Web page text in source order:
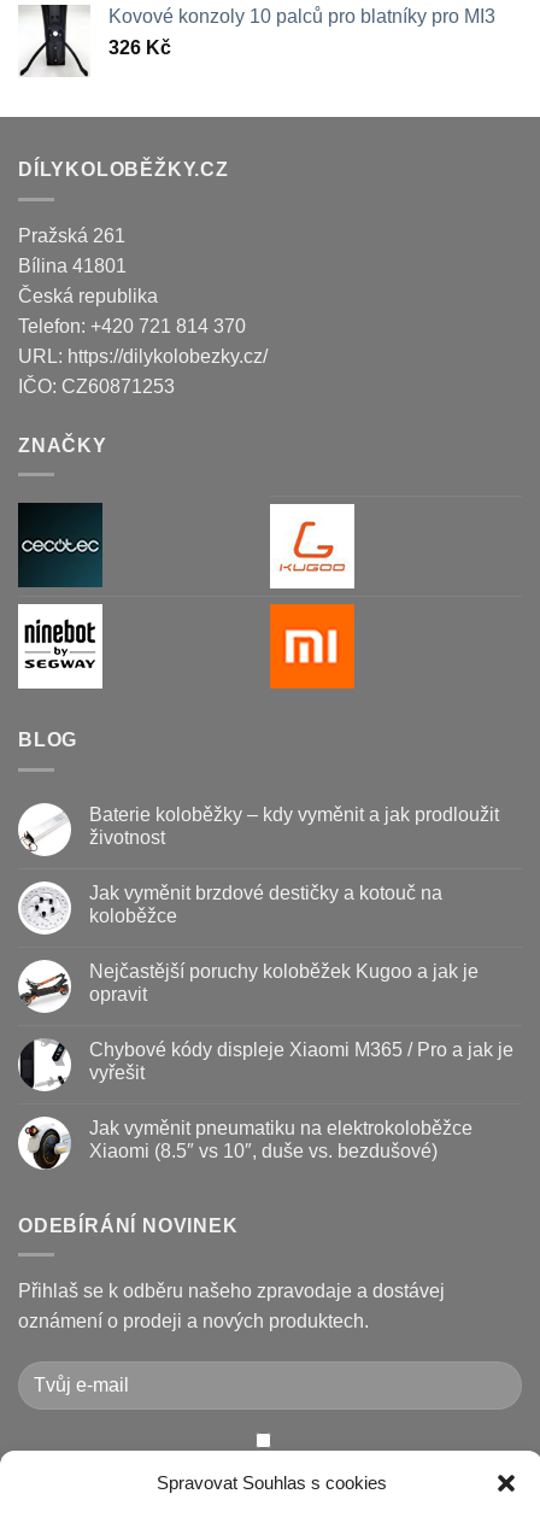
Spravovat Souhlas s cookies
Kovové konzoly 10 palců pro blatníky pro MI3
326 Kč
DÍLYKOLOBĚŽKY.CZ
Pražská 261
Bílina 41801
Česká republika
Telefon: +420 721 814 370
URL: https://dilykolobezky.cz/
IČO: CZ60871253
ZNAČKY
BLOG
Baterie koloběžky – kdy vyměnit a jak prodloužit
životnost
textu
s
koloběžky
kdy
jak
prodloužit
životnost
Jak vyměnit brzdové destičky a kotouč na
koloběžce
u
textu
s
vyměnit
brzdové
destičky
na
koloběžce
Nejčastější poruchy koloběžek Kugoo a jak je
opravit
u
textu
s
poruchy
koloběžek
Kugoo
opravit
Chybové kódy displeje Xiaomi M365 / Pro a jak je
vyřešit
textu
s
displeje
Xiaomi
Pro
a
jak
je
Jak vyměnit pneumatiku na elektrokoloběžce
Xiaomi (8.5″ vs 10″, duše vs. bezdušové)
textu
s
vyměnit
pneumatiku
na
elektrokoloběžce
(8.5″
vs
10″,
duše
ODEBÍRÁNÍ NOVINEK
Přihlaš se k odběru našeho zpravodaje a dostávej
oznámení o prodeji a nových produktech.
Chcete-li odeslat tento formulář, musíte přijmout naše